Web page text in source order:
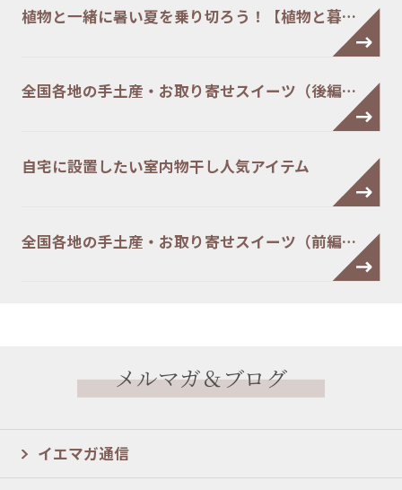
植物と一緒に暑い夏を乗り切ろう！【植物と暮…
全国各地の手土産・お取り寄せスイーツ（後編…
自宅に設置したい室内物干し人気アイテム
全国各地の手土産・お取り寄せスイーツ（前編…
メルマガ＆ブログ
イエマガ通信